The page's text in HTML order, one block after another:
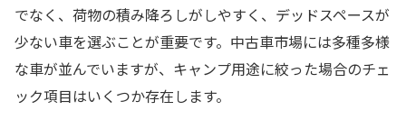
でなく、荷物の積み降ろしがしやすく、デッドスペースが
少ない車を選ぶことが重要です。中古車市場には多種多様
な車が並んでいますが、キャンプ用途に絞った場合のチェ
ック項目はいくつか存在します。